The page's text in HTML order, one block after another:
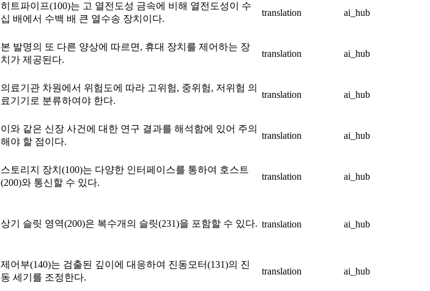
히트파이프(100)는 고 열전도성 금속에 비해 열전도성이 수
십 배에서 수백 배 큰 열수송 장치이다.
translation ai_hub
본 발명의 또 다른 양상에 따르면, 휴대 장치를 제어하는 장
치가 제공된다.
translation ai_hub
의료기관 차원에서 위험도에 따라 고위험, 중위험, 저위험 의
료기기로 분류하여야 한다.
translation ai_hub
이와 같은 신장 사건에 대한 연구 결과를 해석함에 있어 주의
해야 할 점이다.
translation ai_hub
스토리지 장치(100)는 다양한 인터페이스를 통하여 호스트
(200)와 통신할 수 있다.
translation ai_hub
상기 슬릿 영역(200)은 복수개의 슬릿(231)을 포함할 수 있다. translation ai_hub
제어부(140)는 검출된 깊이에 대응하여 진동모터(131)의 진
동 세기를 조정한다.
translation ai_hub